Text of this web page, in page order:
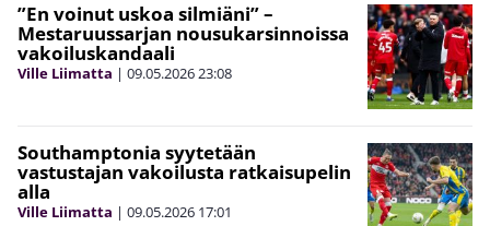
”En voinut uskoa silmiäni” –
Mestaruussarjan nousukarsinnoissa
vakoiluskandaali
Ville Liimatta | 09.05.202623:08
Southamptonia syytetään
vastustajan vakoilusta ratkaisupelin
alla
Ville Liimatta | 09.05.2026 17:01